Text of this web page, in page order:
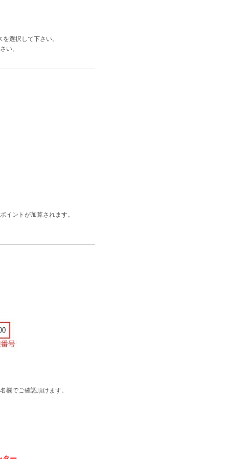
選択して下さい。
い。
イントが加算されます。
欄でご確認頂けます。